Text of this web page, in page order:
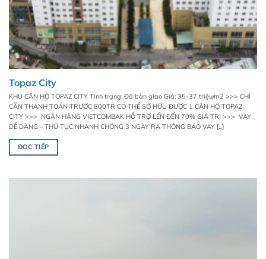
Topaz City
KHU CĂN HỘ TOPAZ CITY Tình trạng: Đã bàn giao Giá: 35-37 triệu/m2 >>> CHỈ
CẦN THANH TOÁN TRƯỚC 800TR CÓ THỂ SỞ HỮU ĐƯỢC 1 CĂN HỘ TOPAZ
CITY >>> NGÂN HÀNG VIETCOMBAK HỖ TRỢ LẾN ĐẾN 70% GIÁ TRỊ >>> VAY
DỄ DÀNG – THỦ TỤC NHANH CHÓNG 3 NGÀY RA THÔNG BÁO VAY [...]
ĐỌC TIẾP